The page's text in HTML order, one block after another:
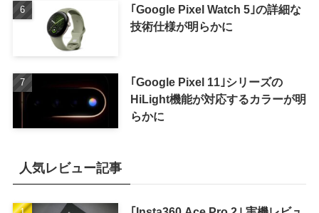
｢Google Pixel Watch 5｣の詳細な
技術仕様が明らかに
｢Google Pixel 11｣シリーズの
HiLight機能が対応するカラーが明
らかに
人気レビュー記事